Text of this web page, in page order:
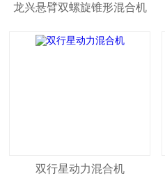
龙兴悬臂双螺旋锥形混合机
双行星动力混合机